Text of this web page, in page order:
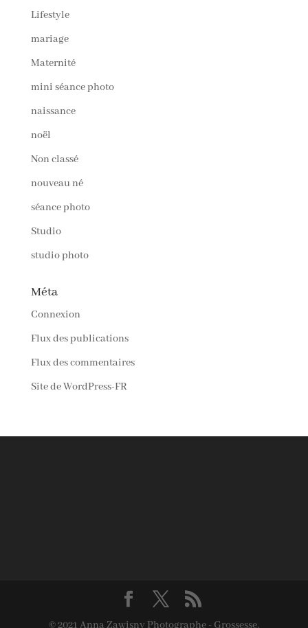
Lifestyle
mariage
Maternité
mini séance photo
naissance
noël
Non classé
nouveau né
séance photo
Studio
studio photo
Méta
Connexion
Flux des publications
Flux des commentaires
Site de WordPress-FR
© 2021 Anna Zawisny Photographe - Grossesse,